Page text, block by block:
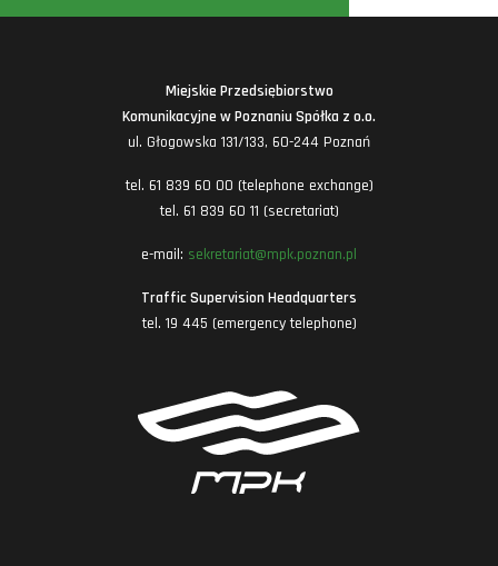
Miejskie Przedsiębiorstwo
Komunikacyjne w Poznaniu Spółka z o.o.
ul. Głogowska 131/133, 60-244 Poznań
tel. 61 839 60 00 (telephone exchange)
tel. 61 839 60 11 (secretariat)
e-mail: sekretariat@mpk.poznan.pl
Traffic Supervision Headquarters
tel. 19 445 (emergency telephone)